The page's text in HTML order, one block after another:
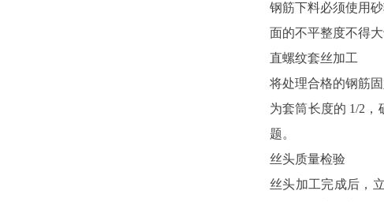
钢筋下料必须使用
面的不平整度不得
直螺纹套丝加工
将处理合格的钢筋
为套筒长度的 1/2
题。
丝头质量检验
丝头加工完成后，